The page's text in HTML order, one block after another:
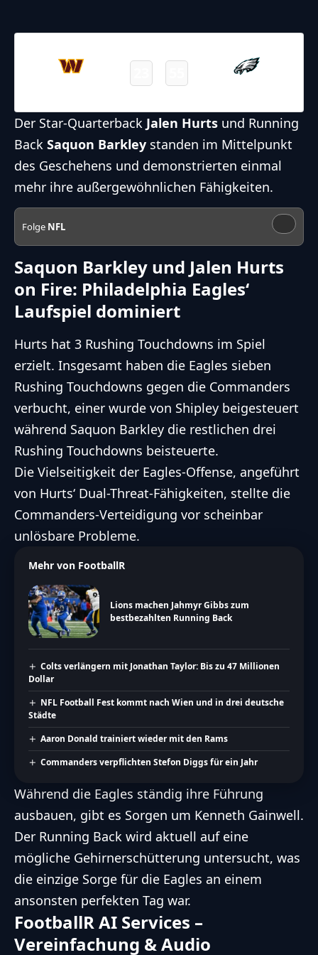
Der Star-Quarterback Jalen Hurts und Running
Back Saquon Barkley standen im Mittelpunkt
des Geschehens und demonstrierten einmal
mehr ihre außergewöhnlichen Fähigkeiten.
Folge NFL
Saquon Barkley und Jalen Hurts
on Fire: Philadelphia Eagles‘
Laufspiel dominiert
Hurts hat 3 Rushing Touchdowns im Spiel
erzielt. Insgesamt haben die Eagles sieben
Rushing Touchdowns gegen die Commanders
verbucht, einer wurde von Shipley beigesteuert
während Saquon Barkley die restlichen drei
Rushing Touchdowns beisteuerte.
Die Vielseitigkeit der Eagles-Offense, angeführt
von Hurts‘ Dual-Threat-Fähigkeiten, stellte die
Commanders-Verteidigung vor scheinbar
unlösbare Probleme.
Mehr von FootballR
Lions machen Jahmyr Gibbs zum
bestbezahlten Running Back
Colts verlängern mit Jonathan Taylor: Bis zu 47 Millionen
Dollar
NFL Football Fest kommt nach Wien und in drei deutsche
Städte
Aaron Donald trainiert wieder mit den Rams
Commanders verpflichten Stefon Diggs für ein Jahr
Während die Eagles ständig ihre Führung
ausbauen, gibt es Sorgen um Kenneth Gainwell.
Der Running Back wird aktuell auf eine
mögliche Gehirnerschütterung untersucht, was
die einzige Sorge für die Eagles an einem
ansonsten perfekten Tag war.
FootballR AI Services –
Vereinfachung & Audio